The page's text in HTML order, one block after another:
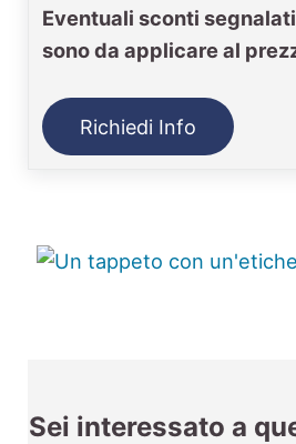
Eventuali sconti
sono da applicare al
Richiedi Info
Sei interessato a